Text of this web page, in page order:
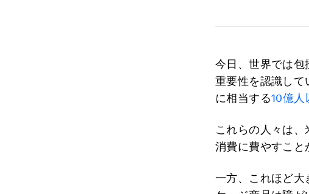
今日、世界では包
重要性を認識して
に相当する10億人
これらの人々は、
消費に費やすこと
一方、これほど大